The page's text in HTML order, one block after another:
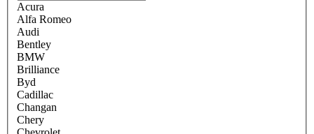
Acura
Alfa Romeo
Audi
Bentley
BMW
Brilliance
Byd
Cadillac
Changan
Chery